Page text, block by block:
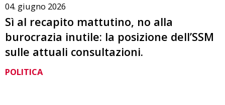
04. giugno 2026
Sì al recapito mattutino, no alla
burocrazia inutile: la posizione dell’SSM
sulle attuali consultazioni.
POLITICA